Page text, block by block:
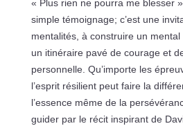
« Plus rien ne pourra me blesser
simple témoignage; c’est une
mentalités, à construire un
un itinéraire pavé de courage et
personnelle. Qu’importe les
l’esprit résilient peut faire la
l’essence même de la
guider par le récit inspirant de